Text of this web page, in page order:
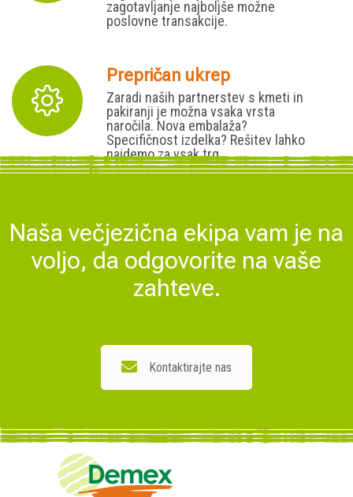
zagotavljanje najboljše možne
poslovne transakcije.
Prepričan ukrep
Zaradi naših partnerstev s kmeti in
pakiranji je možna vsaka vrsta
naročila. Nova embalaža?
Specifičnost izdelka? Rešitev lahko
najdemo za vsak trg.
Naša večjezična ekipa vam je na
voljo, da odgovorite na vaše
zahteve.
Kontaktirajte nas